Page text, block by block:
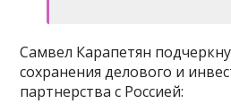
Самвел Карапетян
сохранения делового и
партнерства с Россией: